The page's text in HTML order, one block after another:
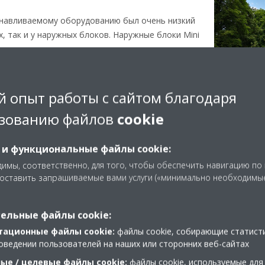
оборудованию был очень низкий
так и у наружных блоков. Наружные блоки Mini
уровня шума, позволяющие снизить звуковое
эти тепловые насосы практически
этих блоков. Проектировщики не
который является важной частью
разместить блоки на крыше. Поэтому
возможной длиной труб. Система mini VRV5
длиной до 120 метров.
стала очень небольшая высота этих
что в сочетании с уже упомянутым низким
незаметными для жильцов.
Стильный и простой в
работы с сайтом благодаря
файлов cookie
функциональные файлы cookie:
соответственно, для того, чтобы обеспечить навигацию
запрашиваемые вами услуги («минимально
файлы cookie:
файлы cookie: файлы cookie, собирающие
пользователей на наших или сторонних веб-сайтах
/ целевые файлы cookie: файлы cookie, используемые для